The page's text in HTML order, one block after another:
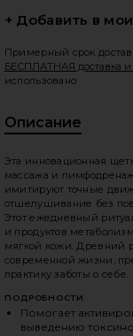
слайды
+ Добавить в
Примерный срок
БЕСПЛАТНАЯ доставка и
использовано
Описание
Эта инновационная
массажа и
имитируют точные
отшелушивание без
Этот ежедневный
и продуктов
мягкой кожи. Древний
современной жизни,
практику заботы о себе.
ПОДРОБНОСТИ
Помогает
выведению